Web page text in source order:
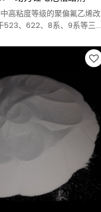
高粘度等级的聚偏氟乙烯改
523、622、8系、9系等三元